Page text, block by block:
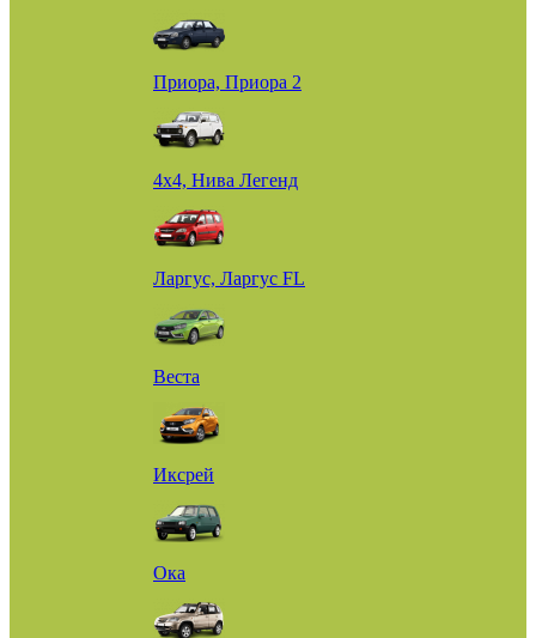
Приора, Приора 2
4х4, Нива Легенд
Ларгус, Ларгус FL
Веста
Иксрей
Ока